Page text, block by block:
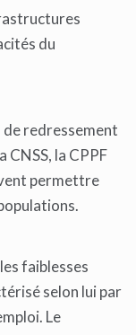
du
redressement
la CPPF
permettre
faiblesses
selon lui par
Le